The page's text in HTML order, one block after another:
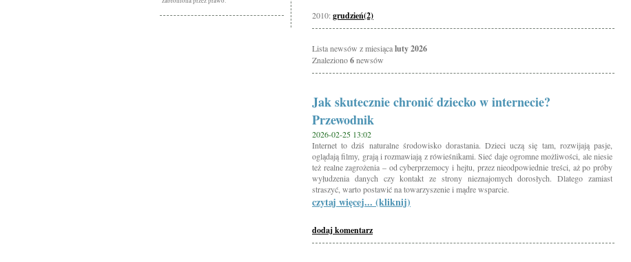
2010:grudzień(2)
Lista newsów z miesiącaluty 2026
Znaleziono6newsów
Jak skutecznie chronić dziecko w internecie?
Przewodnik
2026-02-25 13:02
Internet to dziś naturalne środowisko dorastania. Dzieci uczą się tam, rozwijają pasje,
oglądają filmy, grają i rozmawiają z rówieśnikami. Sieć daje ogromne możliwości, ale niesie
też realne zagrożenia – od cyberprzemocy i hejtu, przez nieodpowiednie treści, aż po próby
wyłudzenia danych czy kontakt ze strony nieznajomych dorosłych. Dlatego zamiast
straszyć, warto postawić na towarzyszenie i mądre wsparcie.
czytaj więcej... (kliknij)
dodaj komentarz